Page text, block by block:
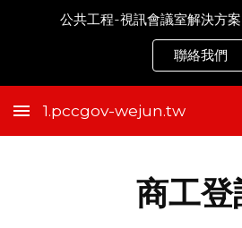
公共工程-視訊會議室解決方
聯絡我們
1.pccgov-wejun.tw
商工登